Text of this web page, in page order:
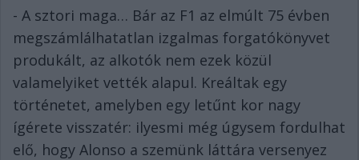
- A sztori maga… Bár az F1 az elmúlt 75 évben
megszámlálhatatlan izgalmas forgatókönyvet
produkált, az alkotók nem ezek közül
valamelyiket vették alapul. Kreáltak egy
történetet, amelyben egy letűnt kor nagy
ígérete visszatér: ilyesmi még úgysem fordulhat
elő, hogy Alonso a szemünk láttára versenyez